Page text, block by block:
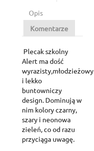
Opis
Komentarze
Plecak szkolny
Alert ma dość
wyrazisty,młodzieżowy
i lekko
buntowniczy
design. Dominują w
nim kolory czarny,
szary i neonowa
zieleń, co od razu
przyciąga uwagę.